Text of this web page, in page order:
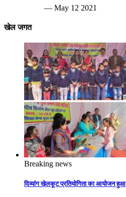
— May 12 2021
खेल जगत
Breaking news
दिव्यांग खेलकूट प्रतियोगिता का आयोजन हुआ